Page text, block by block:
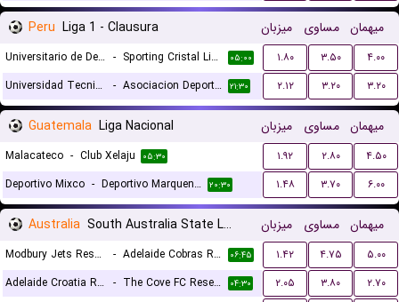
Peru Liga 1 - Clausura میزبان مساوی میهمان
Universitario de Deportes - Sporting Cristal Lima ۰۵:۰۰ ۱.۸۰ ۳.۵۰
۴.۰۰
Universidad Tecnica de Cajamarca
- Asociacion Deportiva Tarma ۲۱:۳۰ ۲.۱۲ ۳.۲۰ ۳.۲۰
Guatemala Liga Nacional میزبان مساوی میهمان
Malacateco - Club Xelaju ۰۵:۳۰ ۱.۹۲ ۲.۸۰
۴.۵۰
Deportivo Mixco - Deportivo Marquense ۲۰:۳۰ ۱.۴۸ ۳.۷۰ ۶.۰۰
Australia South Australia State League 1 Reserves میزبان مساوی میهمان
Modbury Jets Reserves - Adelaide Cobras Reserves ۰۶:۴۵ ۱.۴۲ ۴.۷۵
۵.۰۰
Adelaide Croatia Raiders Reserves - The Cove FC Reserves ۰۴:۳۰ ۲.۰۵ ۳.۸۰
۲.۷۰